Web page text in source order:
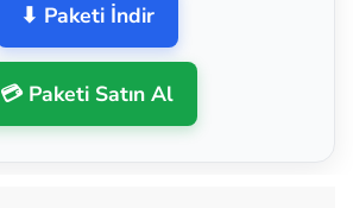
⬇ Paketi İndir
💳 Paketi Satın Al